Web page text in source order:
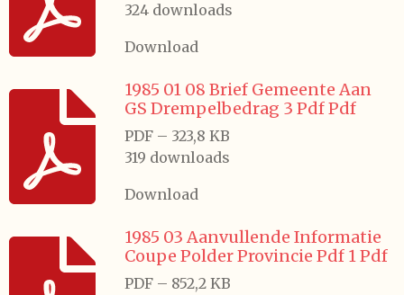
324 downloads
Download
1985 01 08 Brief Gemeente Aan
GS Drempelbedrag 3 Pdf Pdf
PDF – 323,8 KB
319 downloads
Download
1985 03 Aanvullende Informatie
Coupe Polder Provincie Pdf 1 Pdf
PDF – 852,2 KB